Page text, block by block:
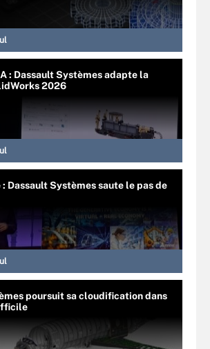
: Dassault Systèmes adapte la
2026
Dassault Systèmes saute le pas de
poursuit sa cloudification dans